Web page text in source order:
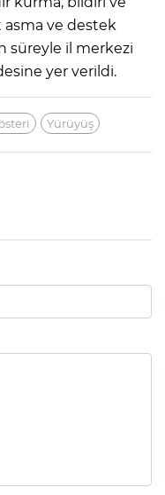
asma ve destek
süreyle il merkezi
yer verildi.
Yürüyüş